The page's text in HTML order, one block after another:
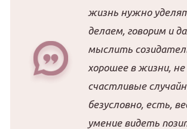
жизнь нужно
делаем, говорим и
мыслить
хорошее в жизни,
счастливые
безусловно, есть,
умение видеть